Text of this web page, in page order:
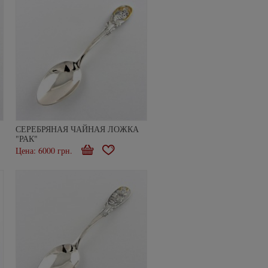
СЕРЕБРЯНАЯ ЧАЙНАЯ ЛОЖКА
"РАК"
Цена: 6000 грн.
В
В